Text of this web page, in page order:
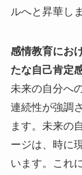
ルへと昇華し
感情教育にお
たな自己肯定
未来の自分へ
連続性が強調
ます。未来の
ージは、時に
います。これ